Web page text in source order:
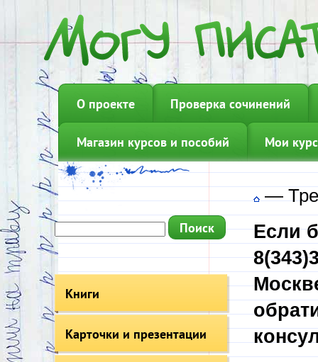
О проекте Проверка сочинений
Магазин курсов и пособий Мои
Книги
Карточки и презентации
—
Если